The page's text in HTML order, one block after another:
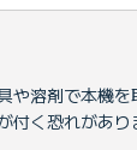
や溶剤で本機
付く恐れがあり